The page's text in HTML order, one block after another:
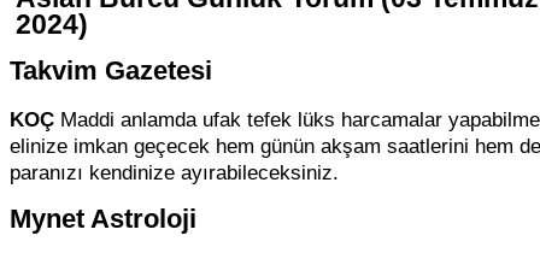
2024)
Takvim Gazetesi
KOÇ Maddi anlamda ufak tefek lüks harcamalar
elinize imkan geçecek hem günün akşam saatlerini hem de
paranızı kendinize ayırabileceksiniz.
Mynet Astroloji